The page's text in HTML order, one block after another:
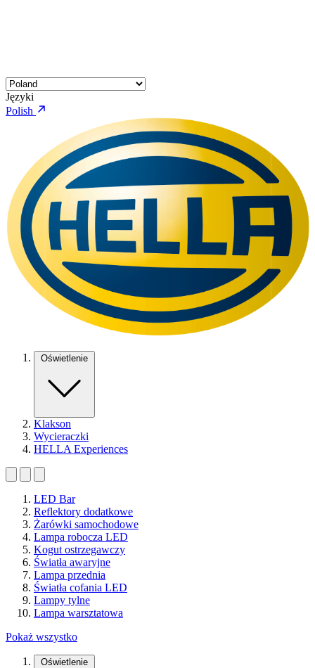
Języki
Polish
Oświetlenie
Klakson
Wycieraczki
HELLA Experiences
LED Bar
Reflektory dodatkowe
Żarówki samochodowe
Lampa robocza LED
Kogut ostrzegawczy
Światła awaryjne
Lampa przednia
Światła cofania LED
Lampy tylne
Lampa warsztatowa
Pokaż wszystko
Oświetlenie